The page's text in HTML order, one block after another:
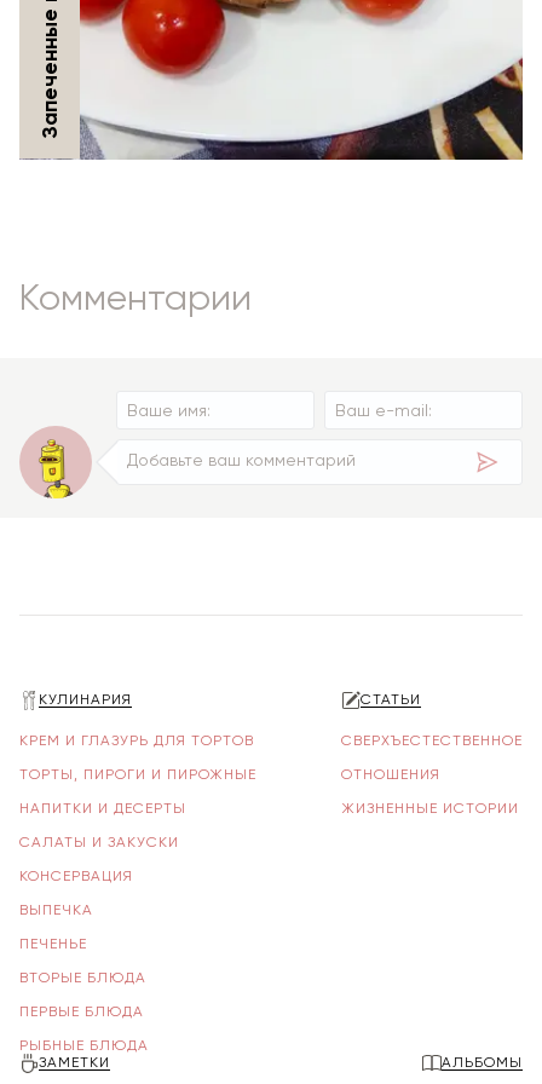
Комментарии
КУЛИНАРИЯ
КРЕМ И ГЛАЗУРЬ ДЛЯ ТОРТОВ
ТОРТЫ, ПИРОГИ И ПИРОЖНЫЕ
НАПИТКИ И ДЕСЕРТЫ
САЛАТЫ И ЗАКУСКИ
КОНСЕРВАЦИЯ
ВЫПЕЧКА
ПЕЧЕНЬЕ
ВТОРЫЕ БЛЮДА
ПЕРВЫЕ БЛЮДА
РЫБНЫЕ БЛЮДА
СТАТЬИ
СВЕРХЪЕСТЕСТВЕННОЕ
ОТНОШЕНИЯ
ЖИЗНЕННЫЕ ИСТОРИИ
ЗАМЕТКИ АЛЬБОМЫ